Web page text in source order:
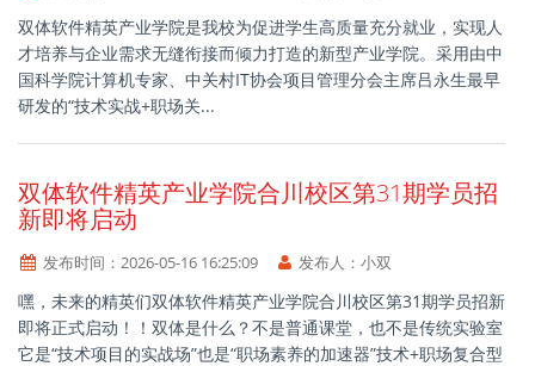
双体软件精英产业学院是我校为促进学生高质量充分就业，实现人
才培养与企业需求无缝衔接而倾力打造的新型产业学院。采用由中
国科学院计算机专家、中关村IT协会项目管理分会主席吕永生最早
研发的“技术实战+职场关...
双体软件精英产业学院合川校区第31期学员招
新即将启动
发布时间： 2026-05-16 16:25:09 发布人： 小双
嘿，未来的精英们双体软件精英产业学院合川校区第31期学员招新
即将正式启动！！双体是什么？不是普通课堂，也不是传统实验室
它是“技术项目的实战场”也是“职场素养的加速器”技术+职场复合型